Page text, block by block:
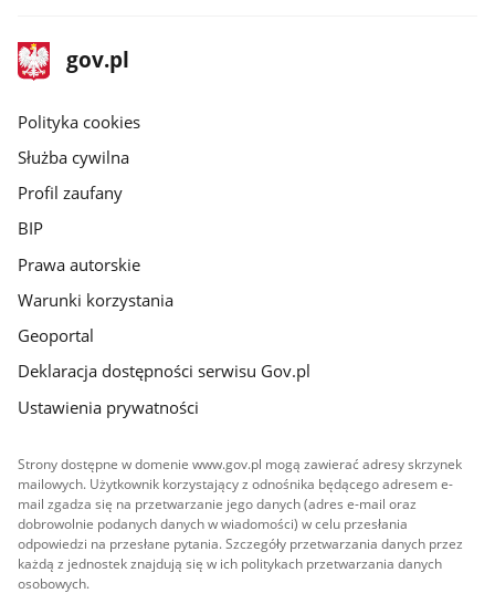
stopka
gov.pl
Strona
gov.pl
gov.pl
Polityka cookies
Służba cywilna
Profil zaufany
BIP
Prawa autorskie
Warunki korzystania
Geoportal
Deklaracja dostępności serwisu Gov.pl
Ustawienia prywatności
Strony dostępne w domenie www.gov.pl mogą zawierać adresy skrzynek
mailowych. Użytkownik korzystający z odnośnika będącego adresem e-
mail zgadza się na przetwarzanie jego danych (adres e-mail oraz
dobrowolnie podanych danych w wiadomości) w celu przesłania
odpowiedzi na przesłane pytania. Szczegóły przetwarzania danych przez
każdą z jednostek znajdują się w ich politykach przetwarzania danych
osobowych.